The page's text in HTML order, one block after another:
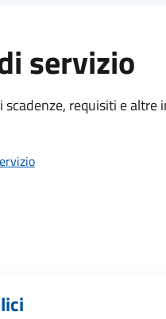
servizio
scadenze, requisiti e